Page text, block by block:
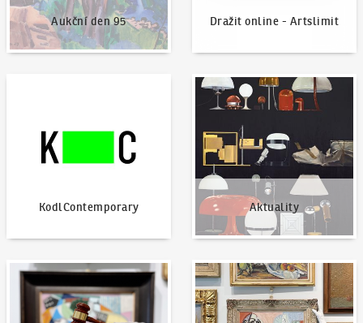
Aukční den 95 Dražit online - Artslimit
KodlContemporary Aktuality
Aktuality
Jak dražit? Nabídnout dílo